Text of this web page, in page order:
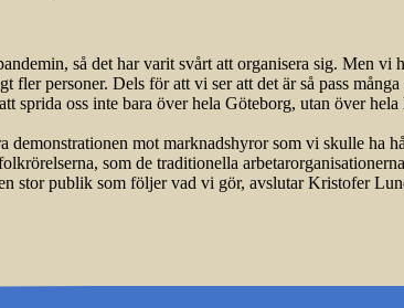
så det har varit svårt att organisera sig. Men
personer. Dels för att vi ser att det är så pass
sprida oss inte bara över hela Göteborg, utan över
demonstrationen mot marknadshyror som vi skulle
som de traditionella
stor publik som följer vad vi gör, avslutar Kristofer